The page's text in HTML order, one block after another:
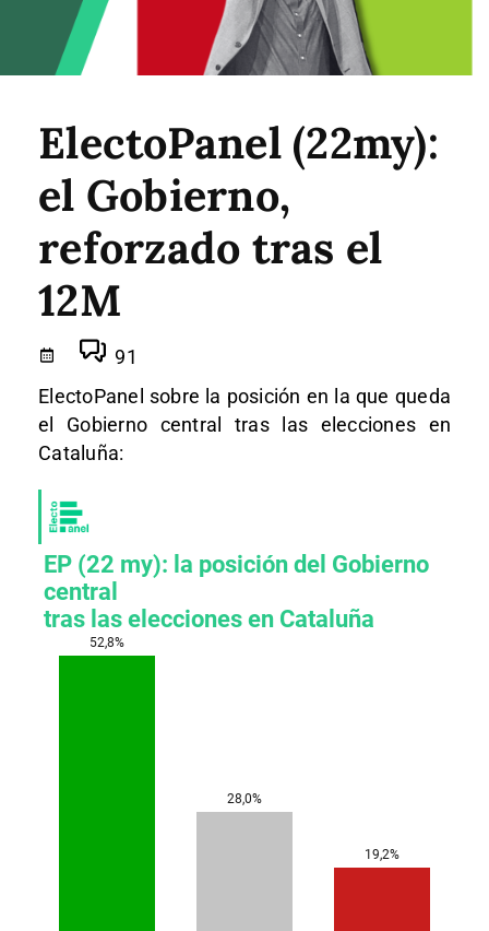
ElectoPanel (22my):
el Gobierno,
reforzado tras el
12M
91
ElectoPanel sobre la posición en la que queda
el Gobierno central tras las elecciones en
Cataluña: